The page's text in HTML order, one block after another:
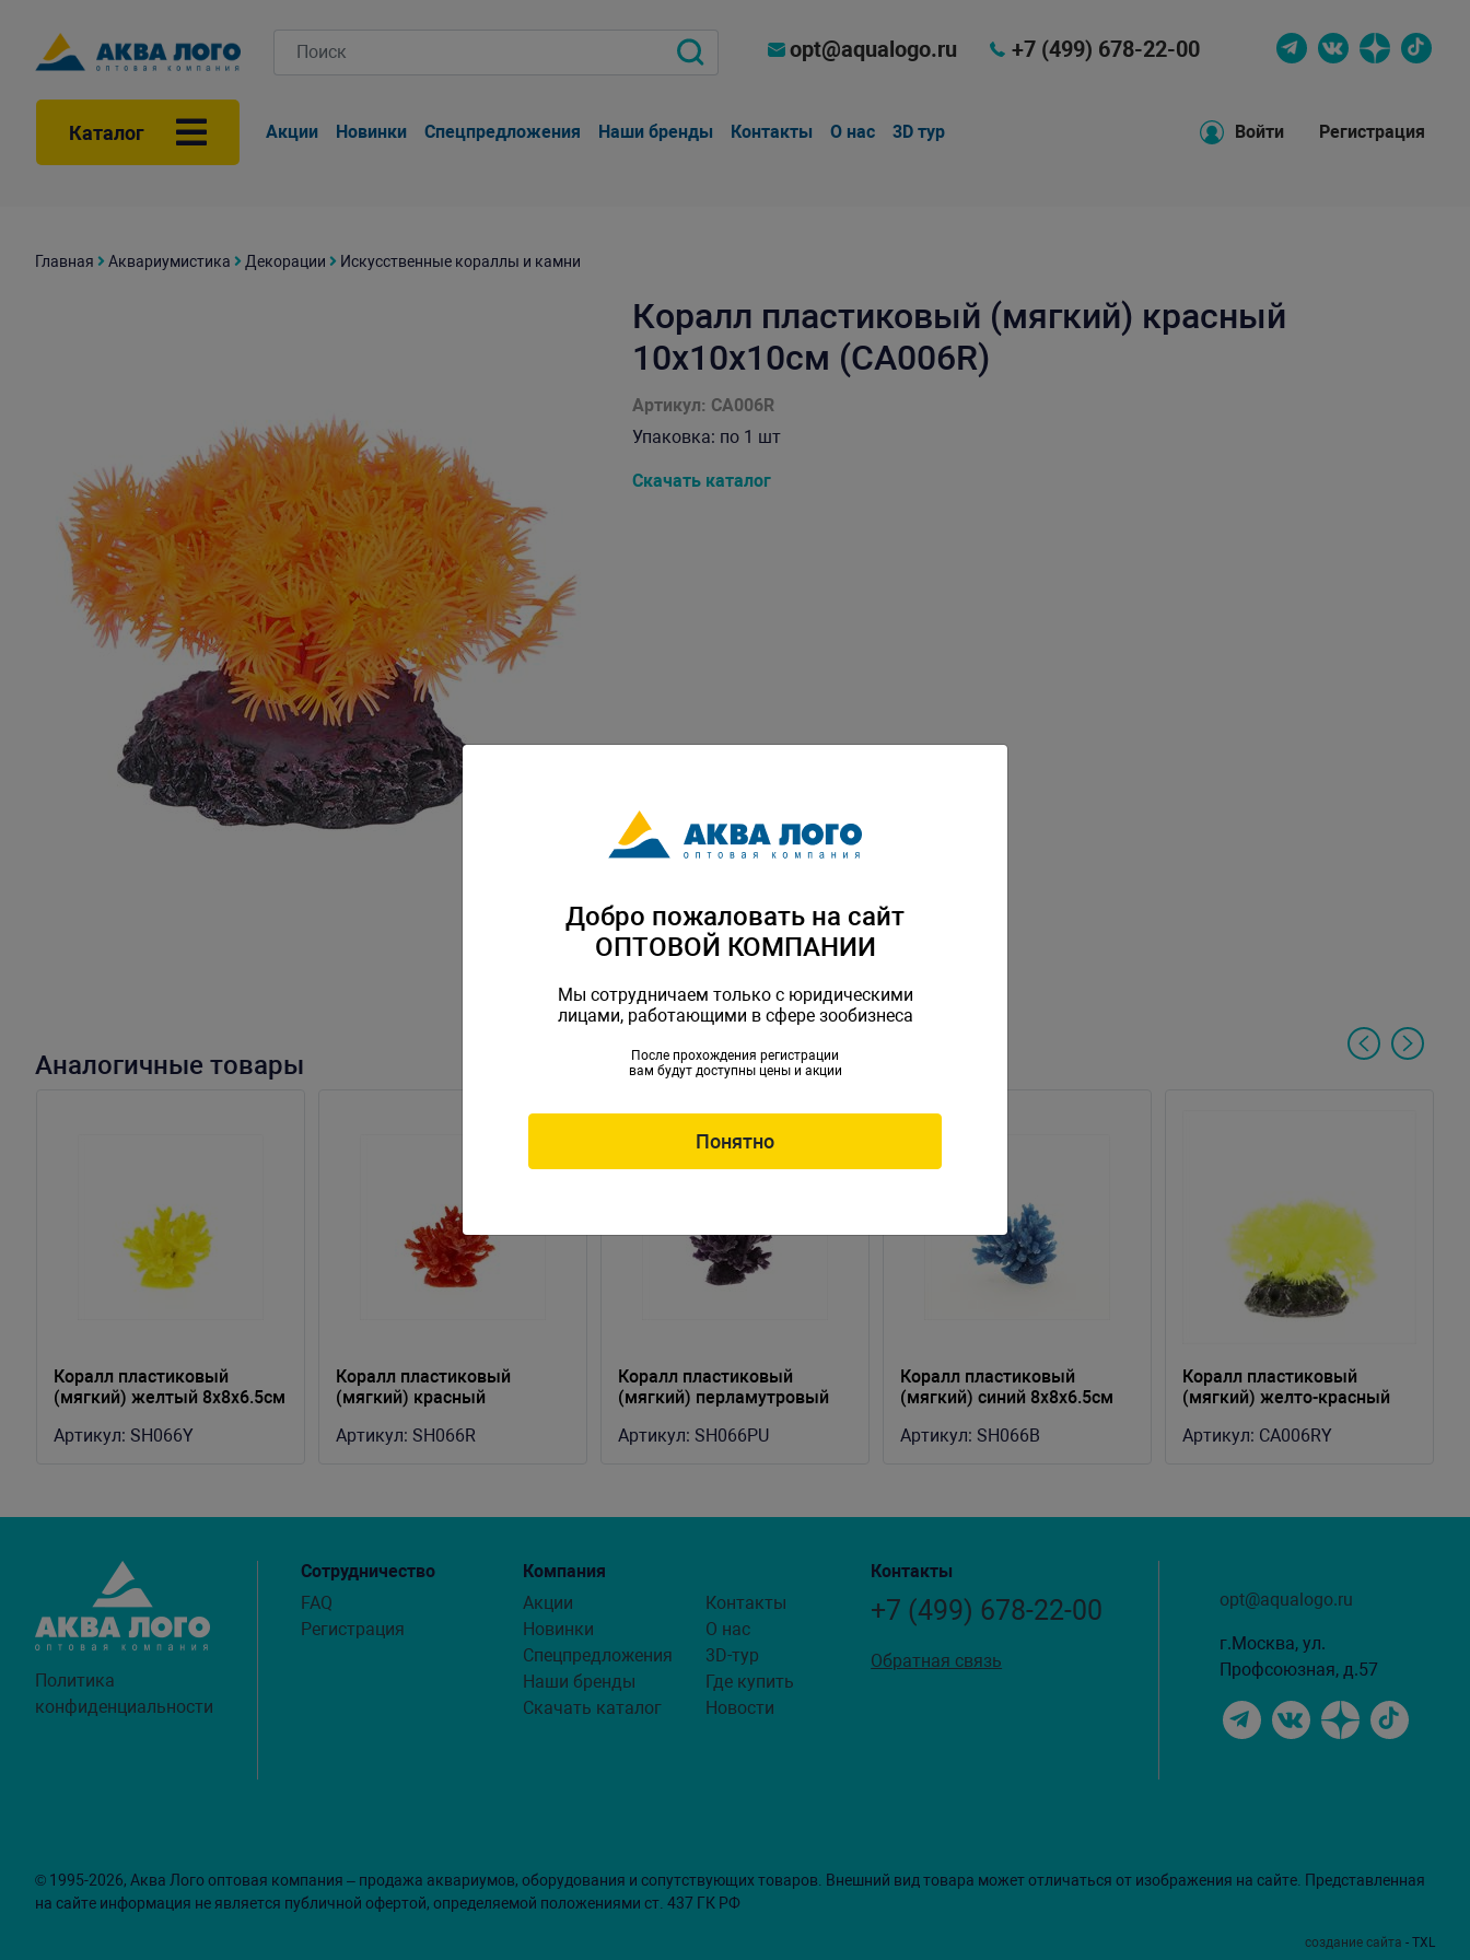
opt@aqualogo.ru +7 (499) 678-22-00
Каталог Акции Новинки Спецпредложения Наши бренды Контакты О нас 3D тур Войти Регистрация
Главная Аквариумистика Декорации Искусственные кораллы и камни
Коралл пластиковый (мягкий) красный
10х10х10см (CA006R)
Артикул: CA006R
Упаковка: по 1 шт
Скачать каталог
Аналогичные товары
Коралл пластиковый
(мягкий) желтый 8x8x6.5см
Артикул: SH066Y
Коралл пластиковый
(мягкий) красный
Артикул: SH066R
Коралл пластиковый
(мягкий) перламутровый
Артикул: SH066PU
Коралл пластиковый
(мягкий) синий 8x8x6.5см
Артикул: SH066B
Коралл пластиковый
(мягкий) желто-красный
Артикул: CA006RY
Политика
конфиденциальности
Сотрудничество
FAQ
Регистрация
Компания
Акции
Новинки
Спецпредложения
Наши бренды
Скачать каталог
Контакты
О нас
3D-тур
Где купить
Новости
Контакты
+7 (499) 678-22-00
Обратная связь
opt@aqualogo.ru
г.Москва, ул.
Профсоюзная, д.57
© 1995-2026, Аква Лого оптовая компания – продажа аквариумов, оборудования и сопутствующих товаров. Внешний вид товара может отличаться от изображения на сайте. Представленная
на сайте информация не является публичной офертой, определяемой положениями ст. 437 ГК РФ
создание сайта - TXL
Добро пожаловать на сайт
ОПТОВОЙ КОМПАНИИ
Мы сотрудничаем только с юридическими
лицами, работающими в сфере зообизнеса
После прохождения регистрации
вам будут доступны цены и акции
Понятно